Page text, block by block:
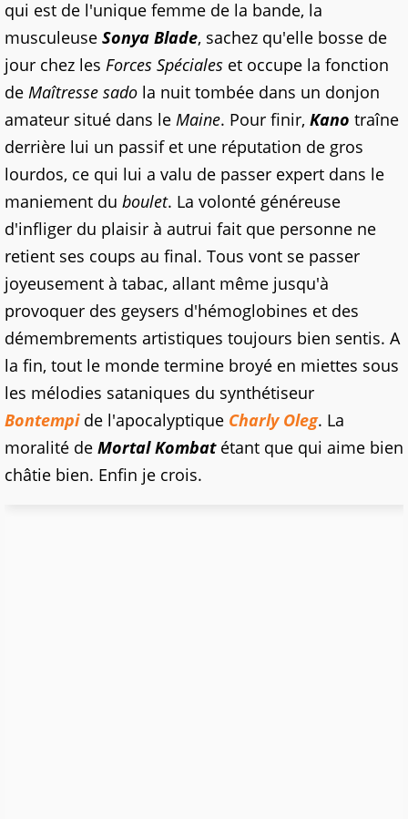
qui est de l'unique femme de la bande, la
musculeuse Sonya Blade, sachez qu'elle bosse de
jour chez les Forces Spéciales et occupe la fonction
de Maîtresse sado la nuit tombée dans un donjon
amateur situé dans le Maine. Pour finir, Kano traîne
derrière lui un passif et une réputation de gros
lourdos, ce qui lui a valu de passer expert dans le
maniement du boulet. La volonté généreuse
d'infliger du plaisir à autrui fait que personne ne
retient ses coups au final. Tous vont se passer
joyeusement à tabac, allant même jusqu'à
provoquer des geysers d'hémoglobines et des
démembrements artistiques toujours bien sentis. A
la fin, tout le monde termine broyé en miettes sous
les mélodies sataniques du synthétiseur
Bontempi de l'apocalyptique Charly Oleg. La
moralité de Mortal Kombatétant que qui aime bien
châtie bien. Enfin je crois.